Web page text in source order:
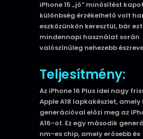
iPhone 15 „jó” minősítést
különbség érzékelhető volt
eszközünkön keresztül, bár
mindennapi használat során
valószínűleg nehezebb
Teljesítmény:
Az iPhone 16 Plus idei nagy
Apple A18 lapkakészlet, amely
generációval előzi meg az
A16-ot. Ez egy második
nm-es chip, amely erősebb és